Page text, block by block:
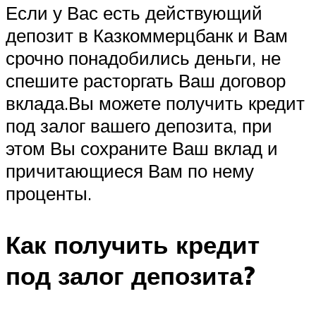
Если у Вас есть действующий
депозит в Казкоммерцбанк и Вам
срочно понадобились деньги, не
спешите расторгать Ваш договор
вклада.Вы можете получить кредит
под залог вашего депозита, при
этом Вы сохраните Ваш вклад и
причитающиеся Вам по нему
проценты.
Как получить кредит
под залог депозита?